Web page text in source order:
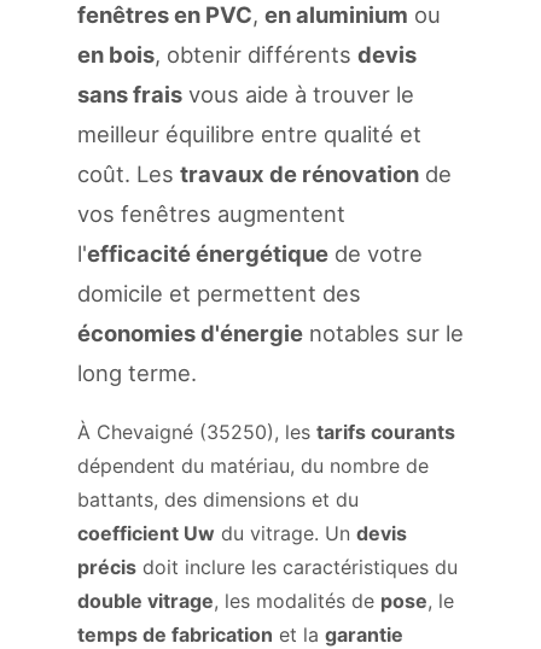
fenêtres en PVC, en aluminium ou
en bois, obtenir différents devis
sans frais vous aide à trouver le
meilleur équilibre entre qualité et
coût. Les travaux de rénovation de
vos fenêtres augmentent
l'efficacité énergétique de votre
domicile et permettent des
économies d'énergie notables sur le
long terme.
À Chevaigné (35250), les tarifs courants
dépendent du matériau, du nombre de
battants, des dimensions et du
coefficient Uw du vitrage. Un devis
précis doit inclure les caractéristiques du
double vitrage, les modalités de pose, le
temps de fabrication et la garantie